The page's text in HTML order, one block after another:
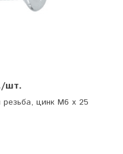
шт.
резьба, цинк М6 х 25